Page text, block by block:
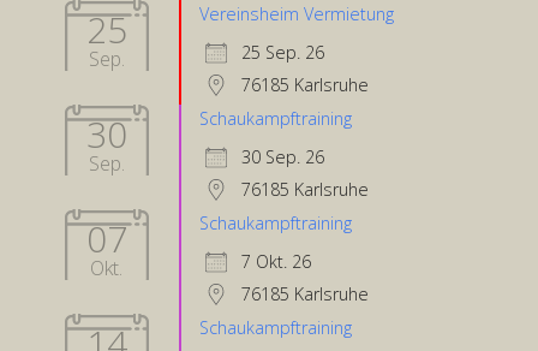
25
Sep.
Vereinsheim Vermietung
25 Sep. 26
76185 Karlsruhe
30
Sep.
Schaukampftraining
30 Sep. 26
76185 Karlsruhe
07
Okt.
Schaukampftraining
7 Okt. 26
76185 Karlsruhe
Schaukampftraining